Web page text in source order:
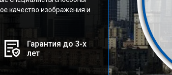
качество изображения и
Гарантия до 3-х
лет